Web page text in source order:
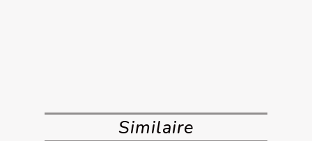
Similaire